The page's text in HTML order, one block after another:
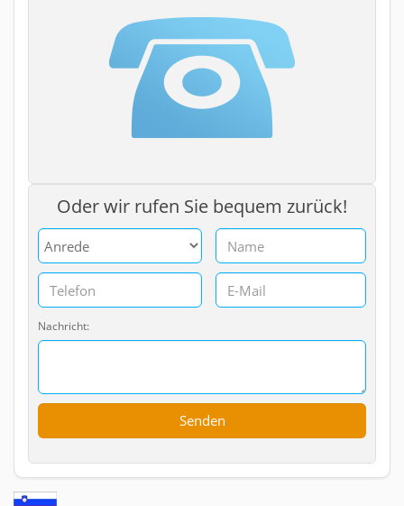
Oder wir rufen Sie bequem zurück!
Nachricht: